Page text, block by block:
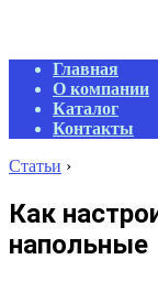
Primary
Navigation
Menu
Главная
О компании
Каталог
Контакты
Статьи ›
Как
напольные